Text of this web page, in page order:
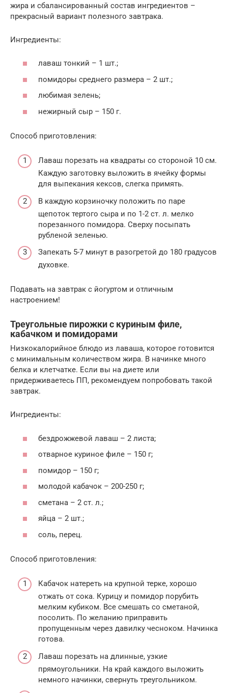
жира и сбалансированный состав ингредиентов –
прекрасный вариант полезного завтрака.
Ингредиенты:
лаваш тонкий – 1 шт.;
помидоры среднего размера – 2 шт.;
любимая зелень;
нежирный сыр – 150 г.
Способ приготовления:
Лаваш порезать на квадраты со стороной 10 см.
Каждую заготовку выложить в ячейку формы
для выпекания кексов, слегка примять.
В каждую корзиночку положить по паре
щепоток тертого сыра и по 1-2 ст. л. мелко
порезанного помидора. Сверху посыпать
рубленой зеленью.
Запекать 5-7 минут в разогретой до 180 градусов
духовке.
Подавать на завтрак с йогуртом и отличным
настроением!
Треугольные пирожки с куриным филе,
кабачком и помидорами
Низкокалорийное блюдо из лаваша, которое готовится
с минимальным количеством жира. В начинке много
белка и клетчатке. Если вы на диете или
придерживаетесь ПП, рекомендуем попробовать такой
завтрак.
Ингредиенты:
бездрожжевой лаваш – 2 листа;
отварное куриное филе – 150 г;
помидор – 150 г;
молодой кабачок – 200-250 г;
сметана – 2 ст. л.;
яйца – 2 шт.;
соль, перец.
Способ приготовления:
Кабачок натереть на крупной терке, хорошо
отжать от сока. Курицу и помидор порубить
мелким кубиком. Все смешать со сметаной,
посолить. По желанию приправить
пропущенным через давилку чесноком. Начинка
готова.
Лаваш порезать на длинные, узкие
прямоугольники. На край каждого выложить
немного начинки, свернуть треугольником.